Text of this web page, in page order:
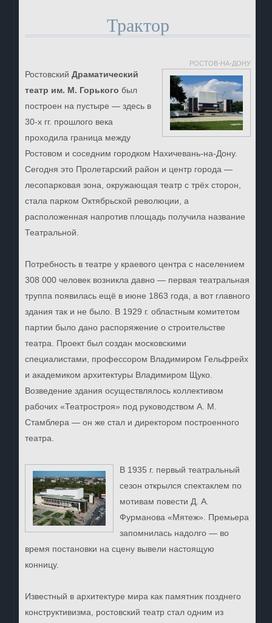
Трактор
РОСТОВ-НА-ДОНУ
РостовскийДраматический
театр им. М. Горького был
построен на пустыре — здесь в
30-х гг. прошлого века
проходила граница между
Ростовом и соседним городком Нахичевань-на-Дону.
Сегодня это Пролетарский район и центр города —
лесопарковая зона, окружающая театр с трёх сторон,
стала парком Октябрьской революции, а
расположенная напротив площадь получила название
Театральной.
Потребность в театре у краевого центра с населением
308 000 человек возникла давно — первая театральная
труппа появилась ещё в июне 1863 года, а вот главного
здания так и не было. В 1929 г. областным комитетом
партии было дано распоряжение о строительстве
театра. Проект был создан московскими
специалистами, профессором Владимиром Гельфрейх
и академиком архитектуры Владимиром Щуко.
Возведение здания осуществлялось коллективом
рабочих «Театростроя» под руководством А. М.
Стамблера — он же стал и директором построенного
театра.
В 1935 г. первый театральный
сезон открылся спектаклем по
мотивам повести Д. А.
Фурманова «Мятеж». Премьера
запомнилась надолго — во
время постановки на сцену вывели настоящую
конницу.
Известный в архитектуре мира как памятник позднего
конструктивизма, ростовский театр стал одним из